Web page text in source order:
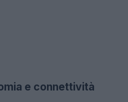
e connettività